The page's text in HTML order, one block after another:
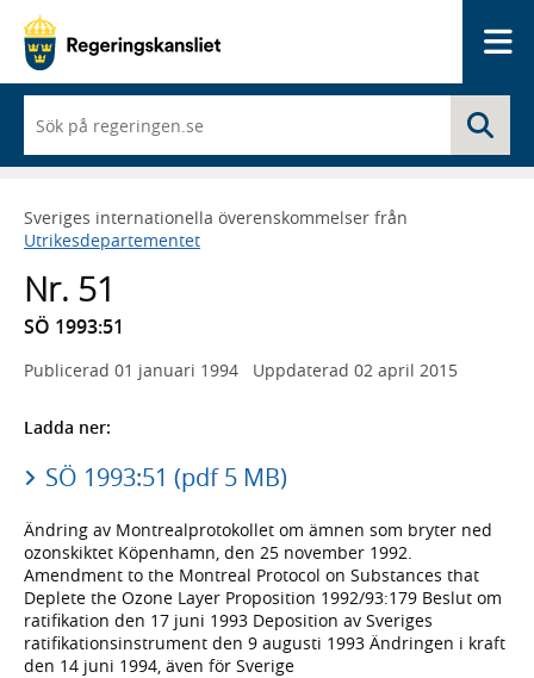
du
börjar
skriva
framträder
en
med
sökförslag
Sveriges internationella överenskommelser från
Utrikesdepartementet
Nr. 51
SÖ 1993:51
Publicerad 01 januari 1994 Uppdaterad 02 april 2015
Ladda ner:
SÖ 1993:51 (pdf 5 MB)
Ändring av Montrealprotokollet om ämnen som bryter ned
ozonskiktet Köpenhamn, den 25 november 1992.
Amendment to the Montreal Protocol on Substances that
Deplete the Ozone Layer Proposition 1992/93:179 Beslut om
ratifikation den 17 juni 1993 Deposition av Sveriges
ratifikationsinstrument den 9 augusti 1993 Ändringen i kraft
den 14 juni 1994, även för Sverige